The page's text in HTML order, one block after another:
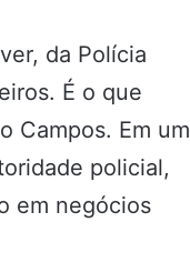
da Polícia
É o que
Campos. Em um
policial,
em negócios